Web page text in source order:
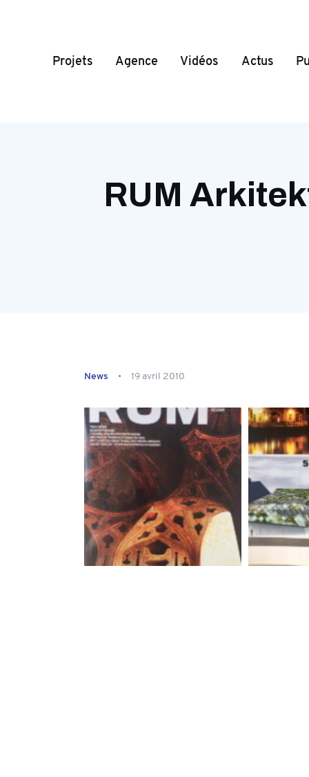
Projets Agence Vidéos Actus
RUM
News 19 avril 2010